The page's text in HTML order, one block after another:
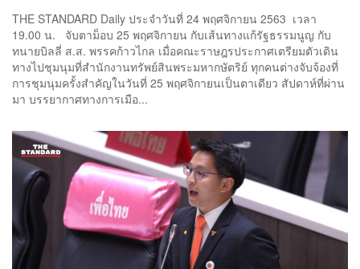
THE STANDARD Daily ประจำวันที่ 24 พฤศจิกายน 2563 เวลา
19.00 น. จับตาม็อบ 25 พฤศจิกายน กับเส้นทางแก้รัฐธรรมนูญ กับ
ทนายบิลลี่ ส.ส. พรรคก้าวไกล เมื่อคณะราษฎรประกาศเตรียมตัวเดิน
ทางไปชุมนุมที่สำนักงานทรัพย์สินพระมหากษัตริย์ ทุกคนต่างจับจ้องที่
การชุมนุมครั้งสำคัญในวันที่ 25 พฤศจิกายนเป็นตาเดียว สัปดาห์ที่ผ่าน
มา บรรยากาศทางการเมือ...